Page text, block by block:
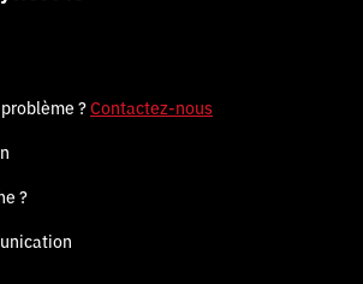
?Contactez-nous
?